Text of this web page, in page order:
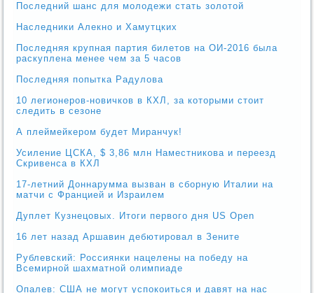
Последний шанс для молодежи стать золотой
Наследники Алекно и Хамутцких
Последняя крупная партия билетов на ОИ-2016 была
раскуплена менее чем за 5 часов
Последняя попытка Радулова
10 легионеров-новичков в КХЛ, за которыми стоит
следить в сезоне
А плеймейкером будет Миранчук!
Усиление ЦСКА, $ 3,86 млн Наместникова и переезд
Скривенса в КХЛ
17-летний Доннарумма вызван в сборную Италии на
матчи с Францией и Израилем
Дуплет Кузнецовых. Итоги первого дня US Open
16 лет назад Аршавин дебютировал в Зените
Рублевский: Россиянки нацелены на победу на
Всемирной шахматной олимпиаде
Опалев: США не могут успокоиться и давят на нас